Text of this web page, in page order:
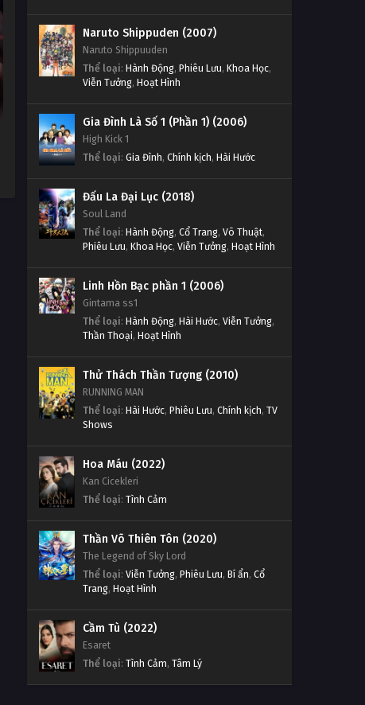
Naruto Shippuden (2007)
Naruto Shippuuden
Thể loại: Hành Động, Phiêu Lưu, Khoa Học,
Viễn Tưởng, Hoạt Hình
Gia Đình Là Số 1 (Phần 1) (2006)
High Kick 1
Thể loại: Gia Đình, Chính kịch, Hài Hước
Đấu La Đại Lục (2018)
Soul Land
Thể loại: Hành Động, Cổ Trang, Võ Thuật,
Phiêu Lưu, Khoa Học, Viễn Tưởng, Hoạt Hình
Linh Hồn Bạc phần 1 (2006)
Gintama ss1
Thể loại: Hành Động, Hài Hước, Viễn Tưởng,
Thần Thoại, Hoạt Hình
Thử Thách Thần Tượng (2010)
RUNNING MAN
Thể loại: Hài Hước, Phiêu Lưu, Chính kịch, TV
Shows
Hoa Máu (2022)
Kan Cicekleri
Thể loại: Tình Cảm
Thần Võ Thiên Tôn (2020)
The Legend of Sky Lord
Thể loại: Viễn Tưởng, Phiêu Lưu, Bí ẩn, Cổ
Trang, Hoạt Hình
Cầm Tù (2022)
Esaret
Thể loại: Tình Cảm, Tâm Lý